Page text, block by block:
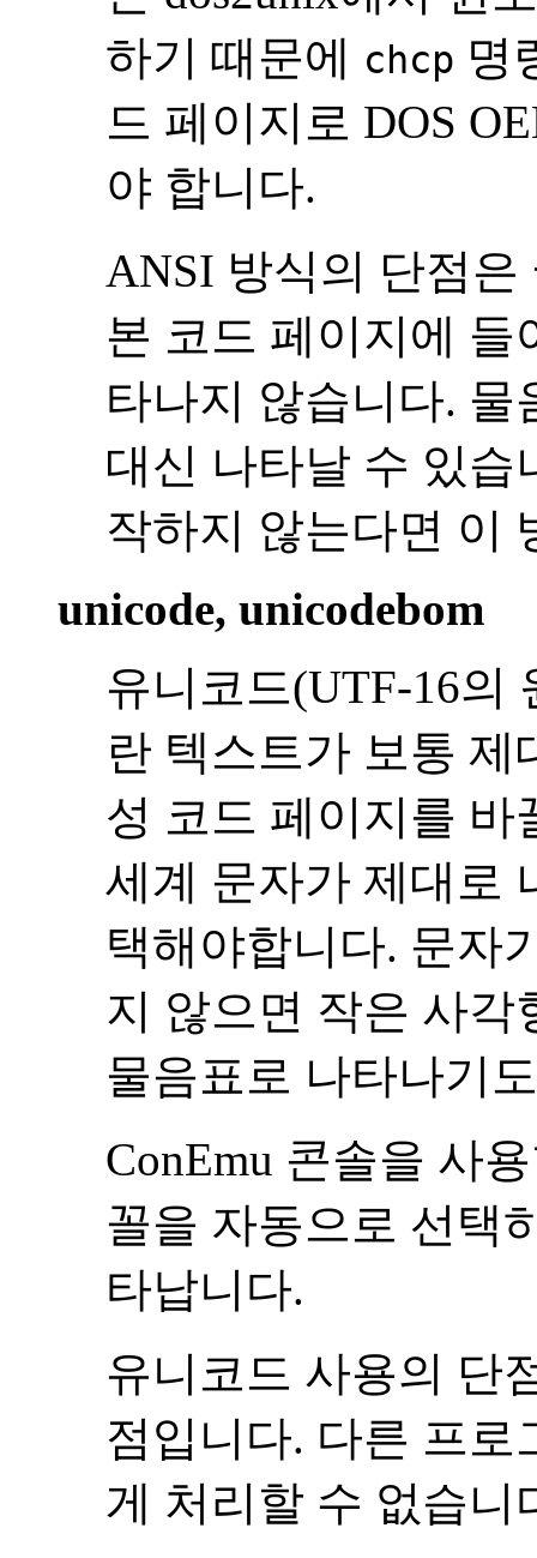
하기 때문에 chcp 명
드 페이지로 DOS
야 합니다.
ANSI 방식의 단점
본 코드 페이지에 들
타나지 않습니다.
대신 나타날 수 있습
작하지 않는다면 이
unicode, unicodebom
유니코드(UTF-16의
란 텍스트가 보통
성 코드 페이지를 바
세계 문자가 제대로
택해야합니다. 문자
지 않으면 작은 사각
물음표로 나타나기
ConEmu 콘솔을 사
꼴을 자동으로 선택
타납니다.
유니코드 사용의 단
점입니다. 다른 프로
게 처리할 수 없습니